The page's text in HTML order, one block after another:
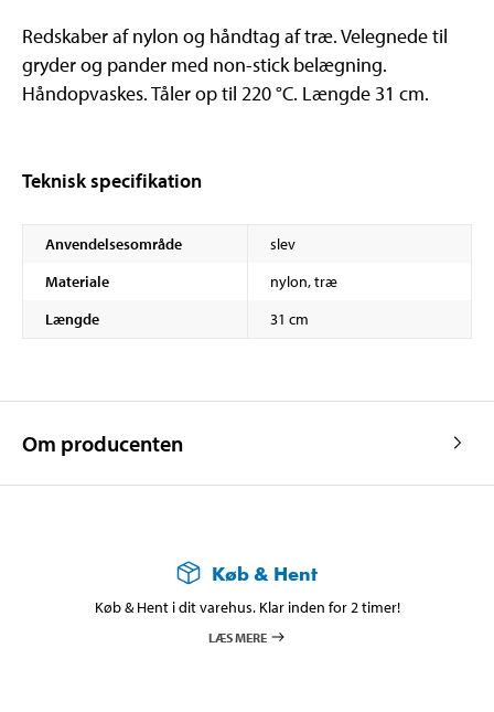
Redskaber af nylon og håndtag af træ. Velegnede til
gryder og pander med non-stick belægning.
Håndopvaskes. Tåler op til 220 °C. Længde 31 cm.
Teknisk specifikation
Anvendelsesområde
slev
Materiale
nylon, træ
Længde
31 cm
Om producenten
Køb & Hent
Køb & Hent i dit varehus. Klar inden for 2 timer!
LÆS MERE